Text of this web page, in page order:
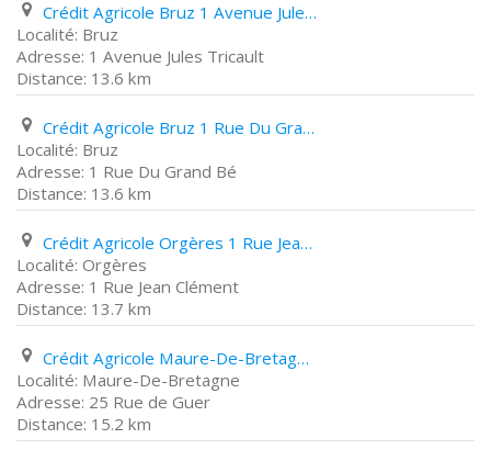
Crédit Agricole Bruz 1 Avenue Jules Tricault
Bruz
1 Avenue Jules Tricault
13.6 km
Crédit Agricole Bruz 1 Rue Du Grand Bé
Bruz
1 Rue Du Grand Bé
13.6 km
Crédit Agricole Orgères 1 Rue Jean Clément
Orgères
1 Rue Jean Clément
13.7 km
Crédit Agricole Maure-De-Bretagne 25 Rue de Guer
Maure-De-Bretagne
25 Rue de Guer
15.2 km